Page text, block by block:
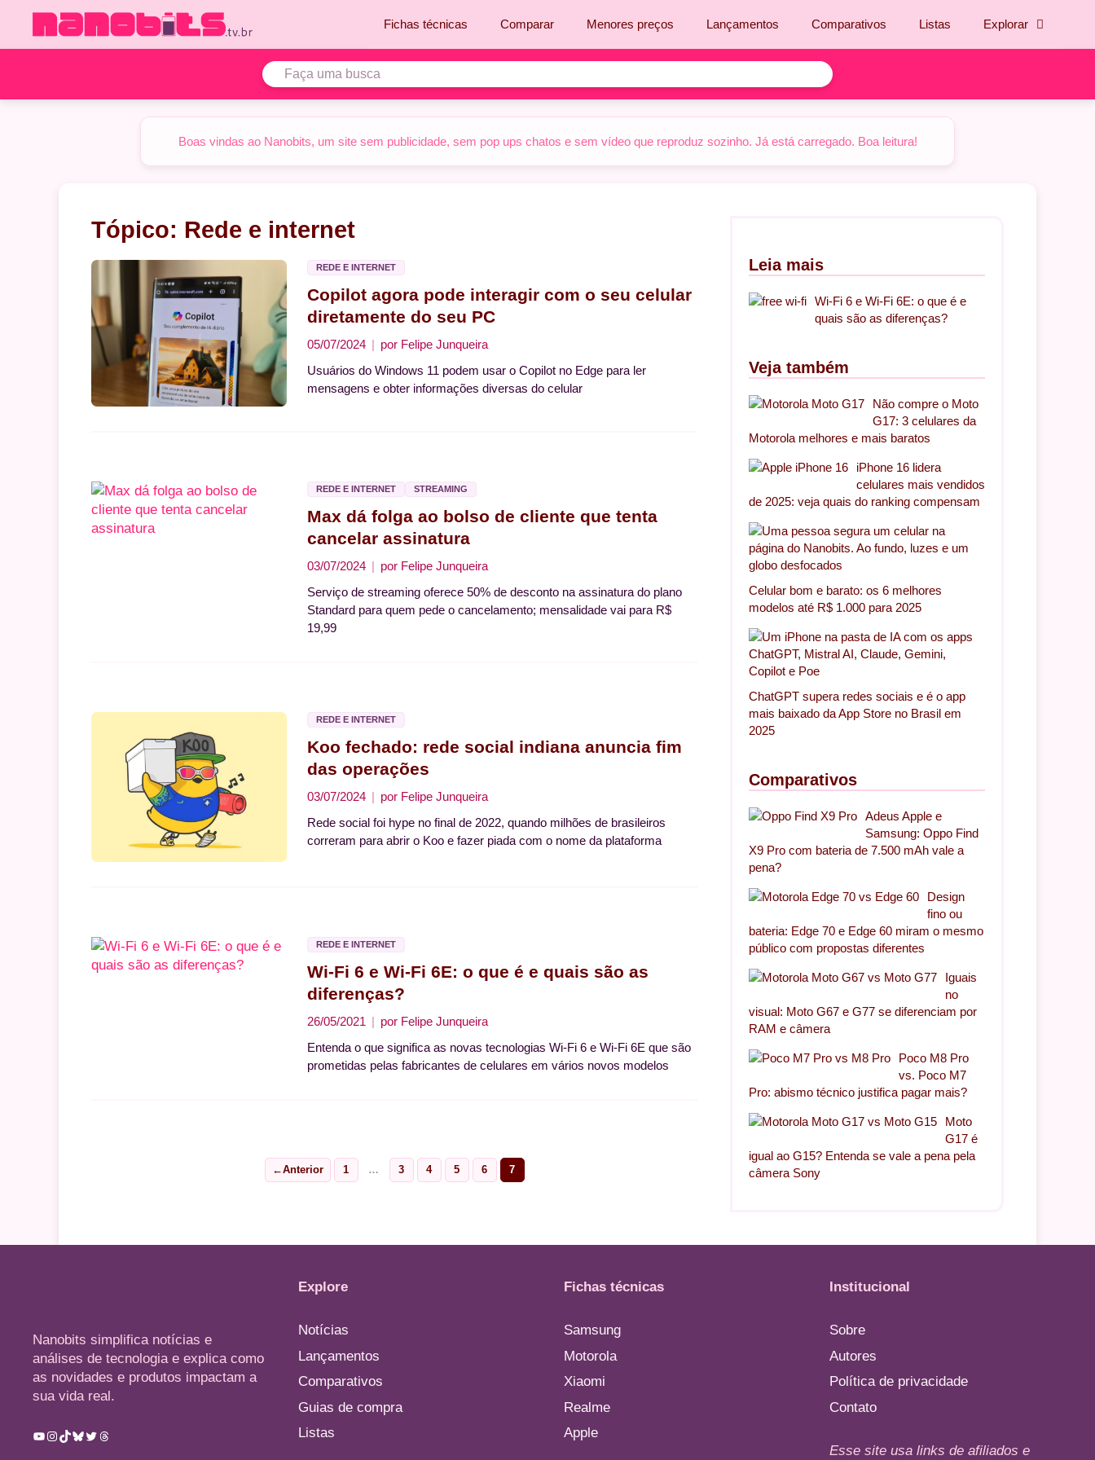
o
Fichas técnicas Comparar Menores preços Lançamentos Comparativos Listas Explorar
Boas vindas ao Nanobits, um site sem publicidade, sem pop ups chatos e sem vídeo que reproduz sozinho. Já está carregado. Boa leitura!
Tópico: Rede e internet
REDE E INTERNET
Copilot agora pode interagir com o seu celular
diretamente do seu PC
05/07/2024 por Felipe Junqueira
Usuários do Windows 11 podem usar o Copilot no Edge para ler
mensagens e obter informações diversas do celular
REDE E INTERNET STREAMING
Max dá folga ao bolso de cliente que tenta
cancelar assinatura
03/07/2024 por Felipe Junqueira
Serviço de streaming oferece 50% de desconto na assinatura do plano
Standard para quem pede o cancelamento; mensalidade vai para R$
19,99
REDE E INTERNET
Koo fechado: rede social indiana anuncia fim
das operações
03/07/2024 por Felipe Junqueira
Rede social foi hype no final de 2022, quando milhões de brasileiros
correram para abrir o Koo e fazer piada com o nome da plataforma
REDE E INTERNET
Wi-Fi 6 e Wi-Fi 6E: o que é e quais são as
diferenças?
26/05/2021 por Felipe Junqueira
Entenda o que significa as novas tecnologias Wi-Fi 6 e Wi-Fi 6E que são
prometidas pelas fabricantes de celulares em vários novos modelos
←Anterior
Page
1
…
Page
3
Page
4
Page
5
Page
6
Page
7
Leia mais
Wi-Fi 6 e Wi-Fi 6E: o que é e
quais são as diferenças?
Veja também
Não compre o Moto
G17: 3 celulares da
Motorola melhores e mais baratos
iPhone 16 lidera
celulares mais vendidos
de 2025: veja quais do ranking compensam
Celular bom e barato: os 6 melhores
modelos até R$ 1.000 para 2025
ChatGPT supera redes sociais e é o app
mais baixado da App Store no Brasil em
2025
Comparativos
Adeus Apple e
Samsung: Oppo Find
X9 Pro com bateria de 7.500 mAh vale a
pena?
Design
fino ou
bateria: Edge 70 e Edge 60 miram o mesmo
público com propostas diferentes
Iguais
no
visual: Moto G67 e G77 se diferenciam por
RAM e câmera
Poco M8 Pro
vs. Poco M7
Pro: abismo técnico justifica pagar mais?
Moto
G17 é
igual ao G15? Entenda se vale a pena pela
câmera Sony
Nanobits simplifica notícias e
análises de tecnologia e explica como
as novidades e produtos impactam a
sua vida real.
Youtube
Instagram
TikTok
Bluesky
TwitterThreads
Explore
Notícias
Lançamentos
Comparativos
Guias de compra
Listas
Fichas técnicas
Samsung
Motorola
Xiaomi
Realme
Apple
Institucional
Sobre
Autores
Política de privacidade
Contato
Esse site usa links de afiliados e